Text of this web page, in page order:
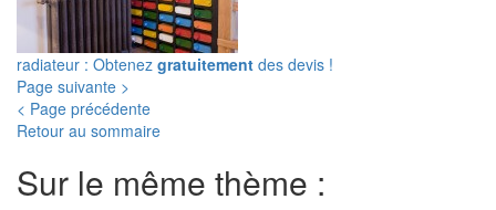
radiateur : Obtenez gratuitement des devis !
Page suivante >
< Page précédente
Retour au sommaire
Sur le même thème :